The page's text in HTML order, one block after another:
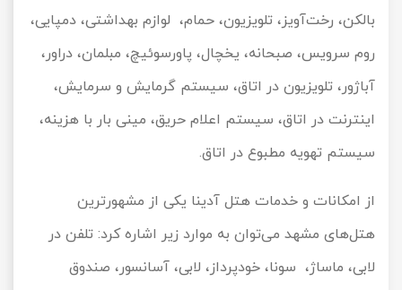
بالکن، رخت‌آویز، تلویزیون، حمام، لوازم بهداشتی، دمپایی،
روم سرویس، صبحانه، یخچال، پاورسوئیچ، مبلمان، دراور،
آباژور، تلویزیون در اتاق، سیستم گرمایش و سرمایش،
اینترنت در اتاق، سیستم اعلام حریق، مینی بار با هزینه،
سیستم تهویه مطبوع در اتاق.
از امکانات و خدمات هتل آدینا یکی از مشهورترین
هتل‌های مشهد می‌توان به موارد زیر اشاره کرد: تلفن در
لابی، ماساژ، سونا، خودپرداز، لابی، آسانسور، صندوق